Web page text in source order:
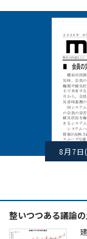
8月7日
整いつつある議論